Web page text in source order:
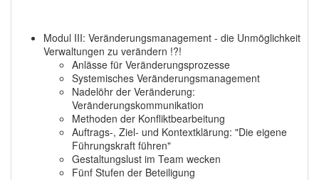
Modul III: Veränderungsmanagement - die Unmöglichkeit
Verwaltungen zu verändern !?!
Anlässe für Veränderungsprozesse
Systemisches Veränderungsmanagement
Nadelöhr der Veränderung:
Veränderungskommunikation
Methoden der Konfliktbearbeitung
Auftrags-, Ziel- und Kontextklärung: "Die eigene
Führungskraft führen"
Gestaltungslust im Team wecken
Fünf Stufen der Beteiligung